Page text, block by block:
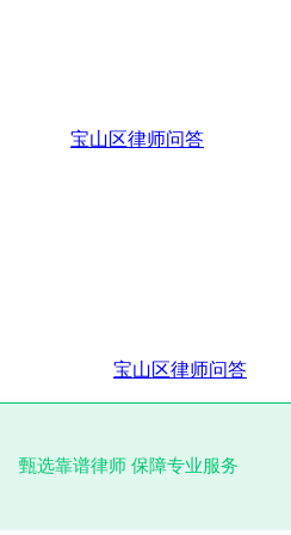
宝山区律师问答
宝山区律师问答
甄选靠谱律师 保障专业服务